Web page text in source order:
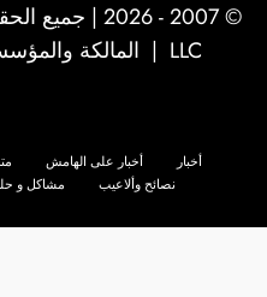
© 2007 - 2026 | جميع الحقوق محفوظة لشركة
LLC | المالكة
أخبار أخبار على الهامش
نصائح وألاعيب
مشاكل و